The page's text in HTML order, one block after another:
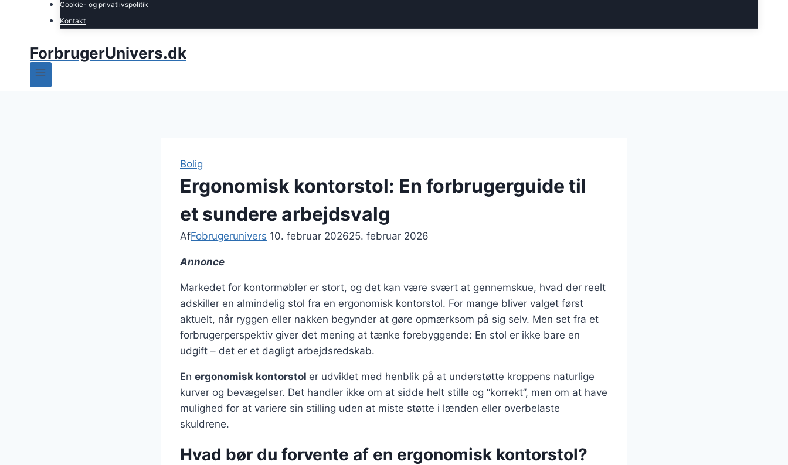
Cookie- og privatlivspolitik
Kontakt
ForbrugerUnivers.dk
Bolig
Ergonomisk kontorstol: En forbrugerguide til
et sundere arbejdsvalg
AfFobrugerunivers 10. februar 202625. februar 2026
Annonce
Markedet for kontormøbler er stort, og det kan være svært at gennemskue, hvad der reelt
adskiller en almindelig stol fra en ergonomisk kontorstol. For mange bliver valget først
aktuelt, når ryggen eller nakken begynder at gøre opmærksom på sig selv. Men set fra et
forbrugerperspektiv giver det mening at tænke forebyggende: En stol er ikke bare en
udgift – det er et dagligt arbejdsredskab.
En ergonomisk kontorstol er udviklet med henblik på at understøtte kroppens naturlige
kurver og bevægelser. Det handler ikke om at sidde helt stille og “korrekt”, men om at have
mulighed for at variere sin stilling uden at miste støtte i lænden eller overbelaste
skuldrene.
Hvad bør du forvente af en ergonomisk kontorstol?